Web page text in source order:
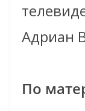
Адриан
По